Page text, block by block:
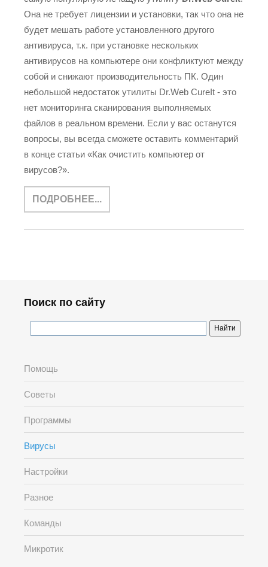
Она не требует лицензии и установки, так что она не
будет мешать работе установленного другого
антивируса, т.к. при установке нескольких
антивирусов на компьютере они конфликтуют между
собой и снижают производительность ПК. Один
небольшой недостаток утилиты Dr.Web CureIt - это
нет мониторинга сканирования выполняемых
файлов в реальном времени. Если у вас останутся
вопросы, вы всегда сможете оставить комментарий
в конце статьи «Как очистить компьютер от
вирусов?».
ПОДРОБНЕЕ...
Поиск по сайту
Помощь
Советы
Программы
Вирусы
Настройки
Разное
Команды
Микротик